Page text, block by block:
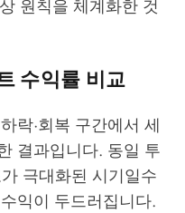
원칙을 체계화한 것
수익률 비교
락·회복 구간에서 세
결과입니다. 동일 투
극대화된 시기일수
익이 두드러집니다.